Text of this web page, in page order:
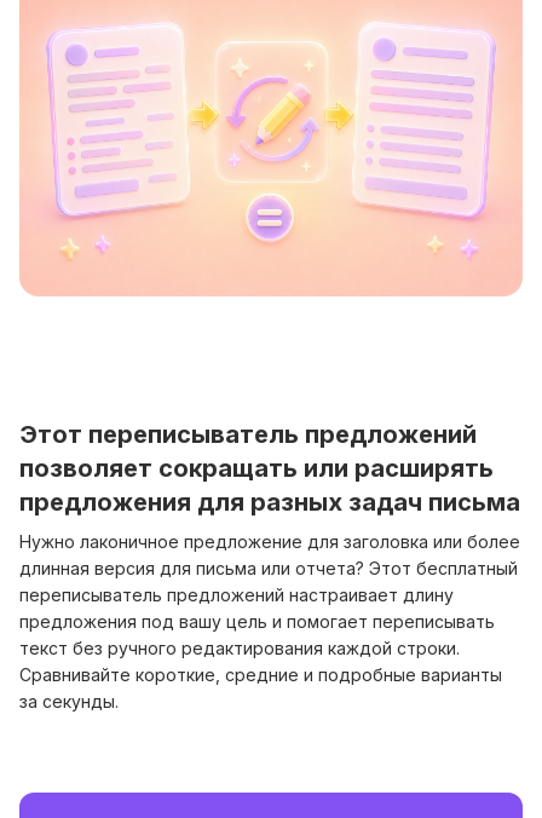
Этот переписыватель предложений
позволяет сокращать или расширять
предложения для разных задач письма
Нужно лаконичное предложение для заголовка или более
длинная версия для письма или отчета? Этот бесплатный
переписыватель предложений настраивает длину
предложения под вашу цель и помогает переписывать
текст без ручного редактирования каждой строки.
Сравнивайте короткие, средние и подробные варианты
за секунды.